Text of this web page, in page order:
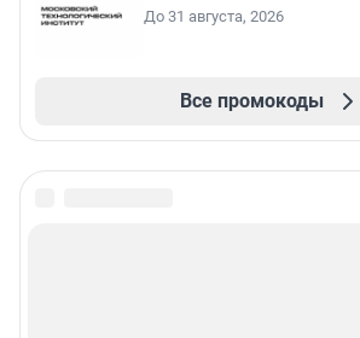
До 31 августа, 2026
Все промокоды